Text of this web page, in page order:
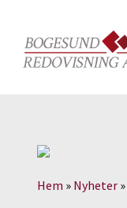
Hem » Nyheter »